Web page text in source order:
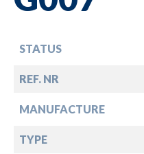
STATUS
REF. NR
MANUFACTURE
TYPE